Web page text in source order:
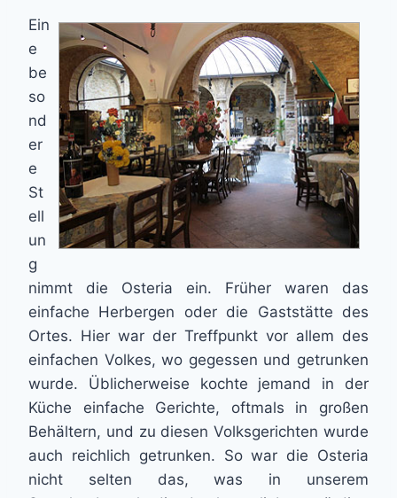
Ein
e
be
so
nd
er
e
St
ell
un
g
nimmt die Osteria ein. Früher waren das
einfache Herbergen oder die Gaststätte des
Ortes. Hier war der Treffpunkt vor allem des
einfachen Volkes, wo gegessen und getrunken
wurde. Üblicherweise kochte jemand in der
Küche einfache Gerichte, oftmals in großen
Behältern, und zu diesen Volksgerichten wurde
auch reichlich getrunken. So war die Osteria
nicht selten das, was in unserem